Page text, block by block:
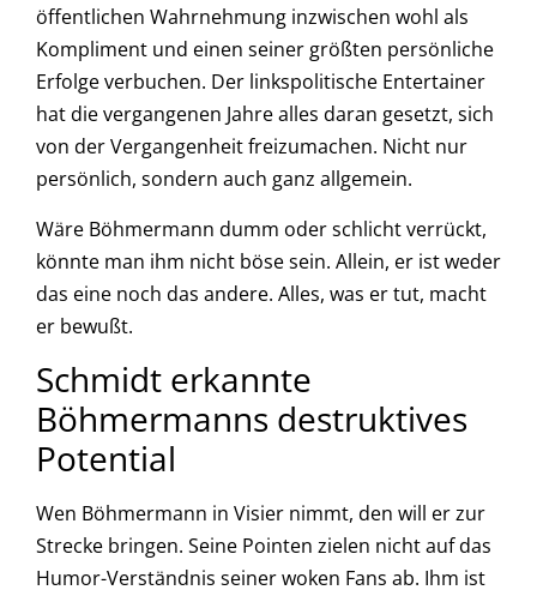
öffentlichen Wahrnehmung inzwischen wohl als
Kompliment und einen seiner größten persönliche
Erfolge verbuchen. Der linkspolitische Entertainer
hat die vergangenen Jahre alles daran gesetzt, sich
von der Vergangenheit freizumachen. Nicht nur
persönlich, sondern auch ganz allgemein.
Wäre Böhmermann dumm oder schlicht verrückt,
könnte man ihm nicht böse sein. Allein, er ist weder
das eine noch das andere. Alles, was er tut, macht
er bewußt.
Schmidt erkannte
Böhmermanns destruktives
Potential
Wen Böhmermann in Visier nimmt, den will er zur
Strecke bringen. Seine Pointen zielen nicht auf das
Humor-Verständnis seiner woken Fans ab. Ihm ist